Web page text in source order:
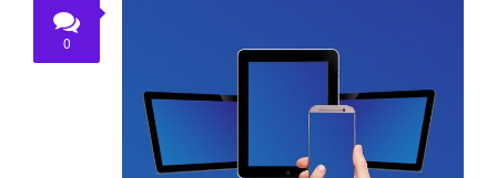
0